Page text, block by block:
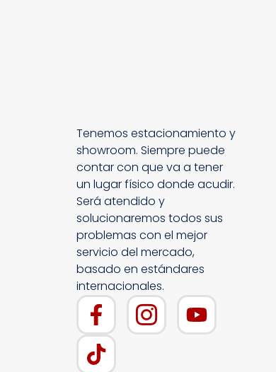
Tenemos estacionamiento y
showroom. Siempre puede
contar con que va a tener
un lugar físico donde acudir.
Será atendido y
solucionaremos todos sus
problemas con el mejor
servicio del mercado,
basado en estándares
internacionales.